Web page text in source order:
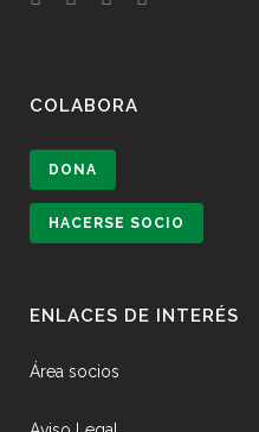
COLABORA
DONA
HACERSE SOCIO
ENLACES DE INTERÉS
Área socios